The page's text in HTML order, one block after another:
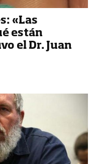
«Las
están
el Dr. Juan